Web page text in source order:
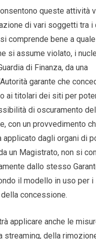
queste attività
di vari soggetti tra i
comprende bene a
si assume violato, i
di Finanza, da una
garante che
ai titolari dei siti per
di oscuramento
con un provvedimento
applicato dagli organi di
un Magistrato, non si
dallo stesso
il modello in uso per
concessione.
applicare anche le
streaming, della